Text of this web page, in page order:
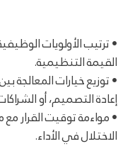
• ترتيب الأولويات
القيمة التنظيمية.
• توزيع خيارات المعالجة
إعادة التصميم، أو
• مواءمة توقيت القرار
الاختلال في الأداء.